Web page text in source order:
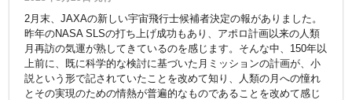
2月末、JAXAの新しい宇宙飛行士候補者決定の報がありました。
昨年のNASA SLSの打ち上げ成功もあり、アポロ計画以来の人類
月再訪の気運が熟してきているのを感じます。そんな中、150年以
上前に、既に科学的な検討に基づいた月ミッションの計画が、小
説という形で記されていたことを改めて知り、人類の月への憧れ
とその実現のための情熱が普遍的なものであることを改めて感じ